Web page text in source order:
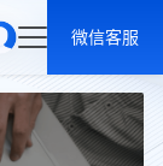
微信客服